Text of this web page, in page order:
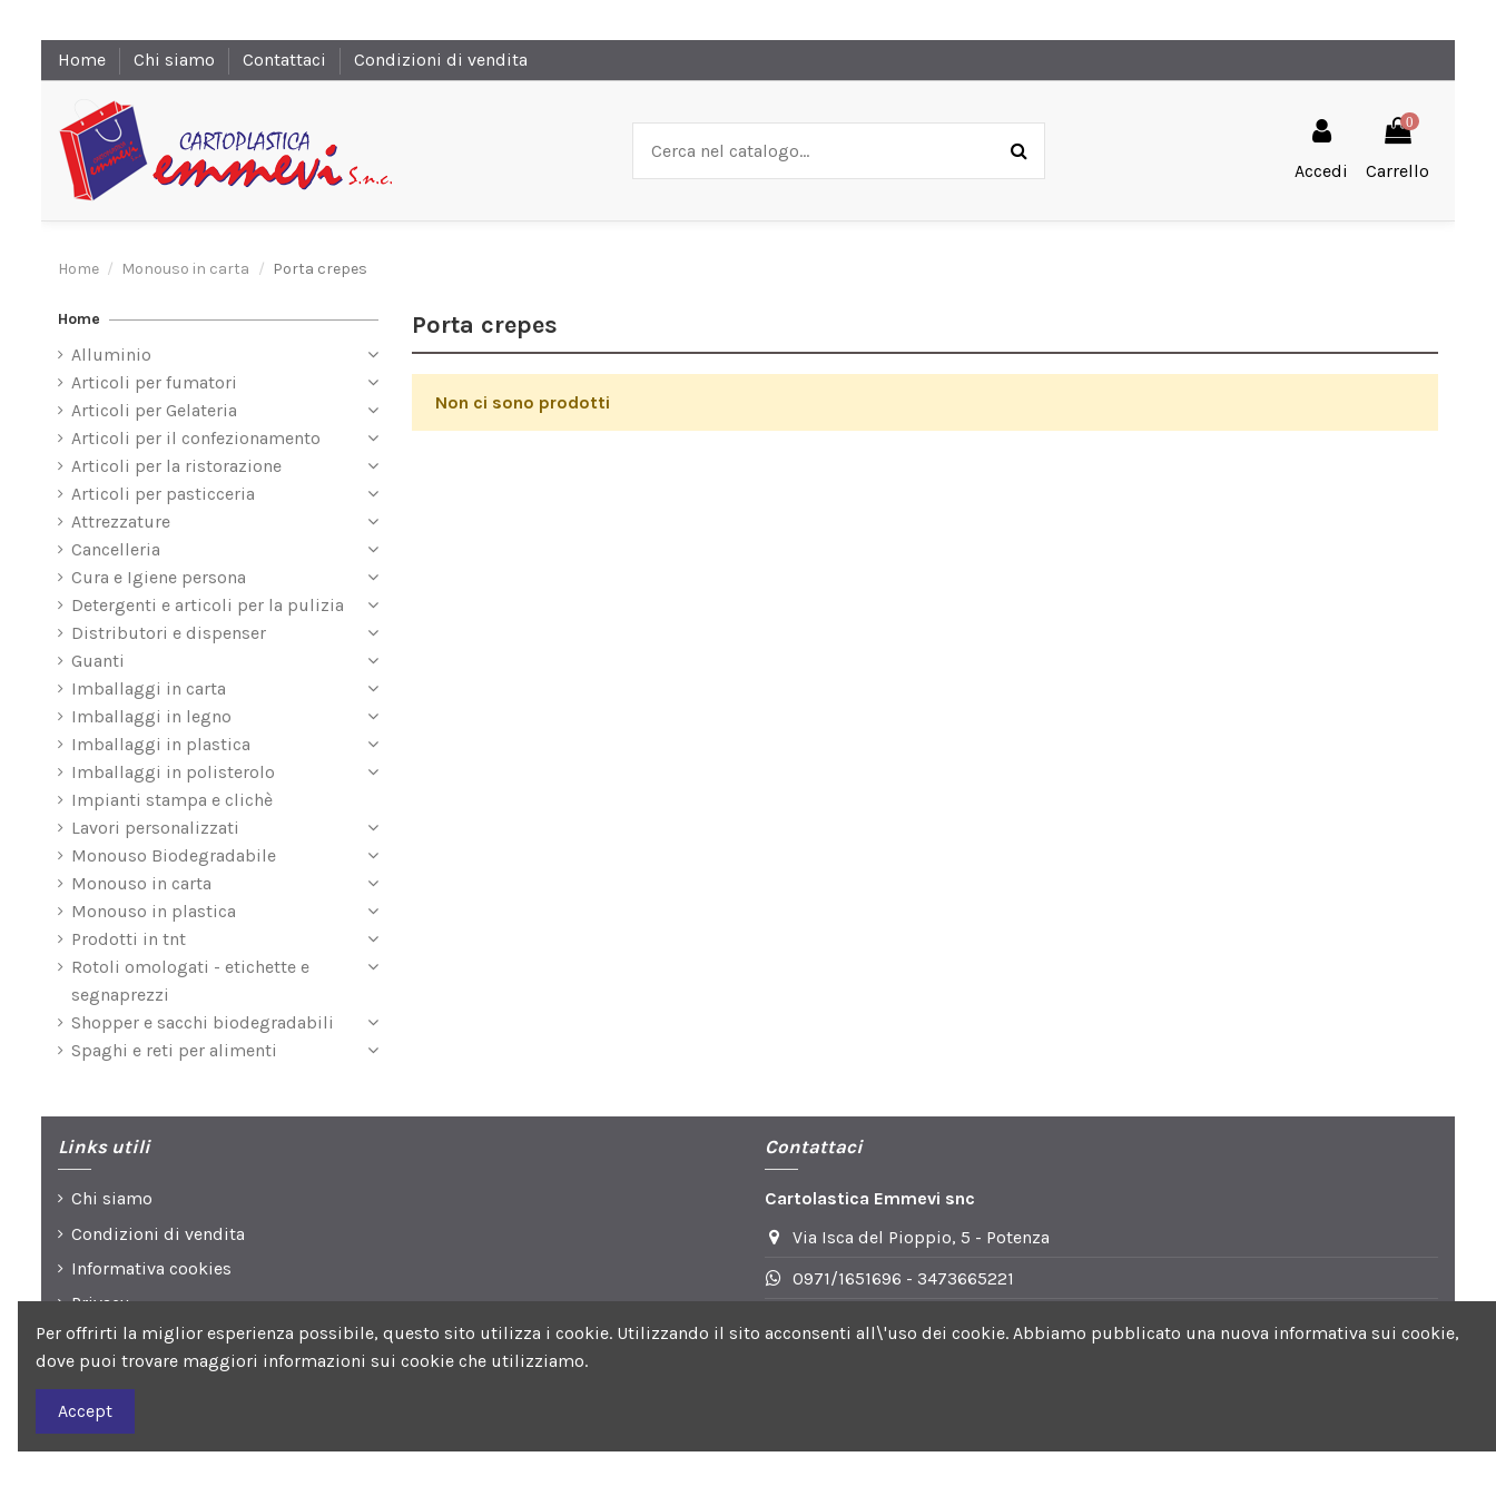
Home Chi siamo Contattaci Condizioni di vendita
Accedi
0
Carrello
Home Monouso in carta Porta crepes
Porta crepes
Non ci sono prodotti
Home
Alluminio
Articoli per fumatori
Articoli per Gelateria
Articoli per il confezionamento
Articoli per la ristorazione
Articoli per pasticceria
Attrezzature
Cancelleria
Cura e Igiene persona
Detergenti e articoli per la pulizia
Distributori e dispenser
Guanti
Imballaggi in carta
Imballaggi in legno
Imballaggi in plastica
Imballaggi in polisterolo
Impianti stampa e clichè
Lavori personalizzati
Monouso Biodegradabile
Monouso in carta
Monouso in plastica
Prodotti in tnt
Rotoli omologati - etichette e
segnaprezzi
Shopper e sacchi biodegradabili
Spaghi e reti per alimenti
Links utili
Chi siamo
Condizioni di vendita
Informativa cookies
Privacy
Contattaci
Cartolastica Emmevi snc
Via Isca del Pioppio, 5 - Potenza
0971/1651696 - 3473665221
Seguici su Facebook | Orari DI apertura: Lun-Ven 8.30-13.30 e 15.30-19.00. Sabato 8.30-13.30
Per offrirti la miglior esperienza possibile, questo sito utilizza i cookie. Utilizzando il sito acconsenti all\'uso dei cookie. Abbiamo pubblicato una nuova informativa sui cookie,
dove puoi trovare maggiori informazioni sui cookie che utilizziamo.
Accept